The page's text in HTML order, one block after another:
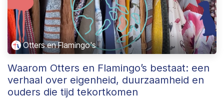
Otters en Flamingo's
Waarom Otters en Flamingo’s bestaat: een
verhaal over eigenheid, duurzaamheid en
ouders die tijd tekortkomen